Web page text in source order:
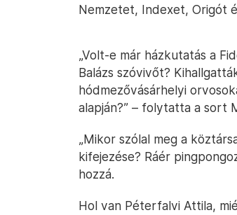
Nemzetet, Indexet, Origót
„Volt-e már házkutatás a
Balázs szóvivőt?
hódmezővásárhelyi
alapján?” – folytatta a sort
„Mikor szólal meg a
kifejezése? Ráér
hozzá.
Hol van Péterfalvi Attila,